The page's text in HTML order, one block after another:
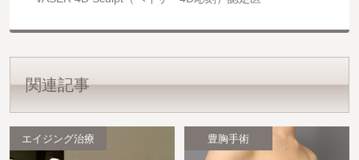
関連記事
エイジング治療 豊胸手術